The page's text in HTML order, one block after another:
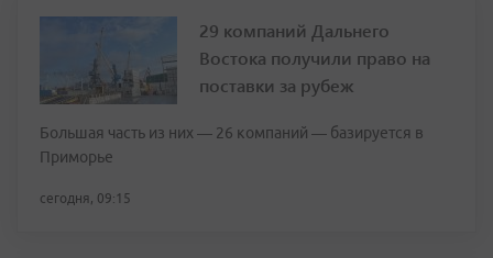
29 компаний Дальнего
Востока получили право на
поставки за рубеж
Большая часть из них — 26 компаний — базируется в
Приморье
сегодня, 09:15